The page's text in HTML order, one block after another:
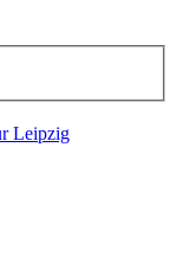
Leipzig